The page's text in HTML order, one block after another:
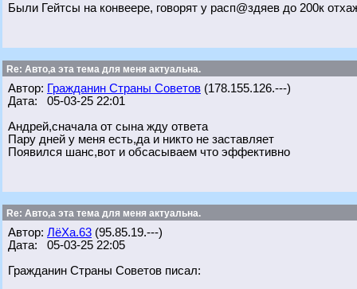
Были Гейтсы на конвеере, говорят у расп@здяев до 200к
Re: Авто,а эта тема для меня актуальна.
Автор: Гражданин Страны Советов (178.155.126.---)
Дата: 05-03-25 22:01
Андрей,сначала от сына жду ответа
Пару дней у меня есть,да и никто не заставляет
Появился шанс,вот и обсасываем что эффективно
Re: Авто,а эта тема для меня актуальна.
Автор: ЛёХа.63 (95.85.19.---)
Дата: 05-03-25 22:05
Гражданин Страны Советов писал: